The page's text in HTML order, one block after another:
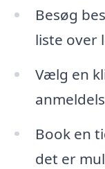
Besøg
liste over
Vælg en
Book en
det er